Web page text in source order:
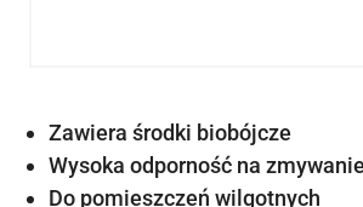
Zawiera środki biobójcze
Wysoka odporność na
Do pomieszczeń wilgotnych